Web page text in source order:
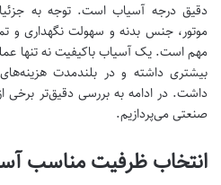
دقیق درجه آسیاب است. توجه به
موتور، جنس بدنه و سهولت نگهداری و
مهم است. یک آسیاب باکیفیت نه تنها
بیشتری داشته و در بلندمدت
داشت. در ادامه به بررسی دقیق‌تر برخی
صنعتی می‌پردازیم.
انتخاب ظرفیت مناسب